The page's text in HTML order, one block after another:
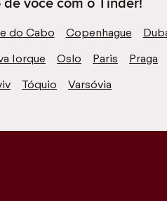
do Cabo Copenhague
Iorque Oslo Paris Praga
Tóquio Varsóvia